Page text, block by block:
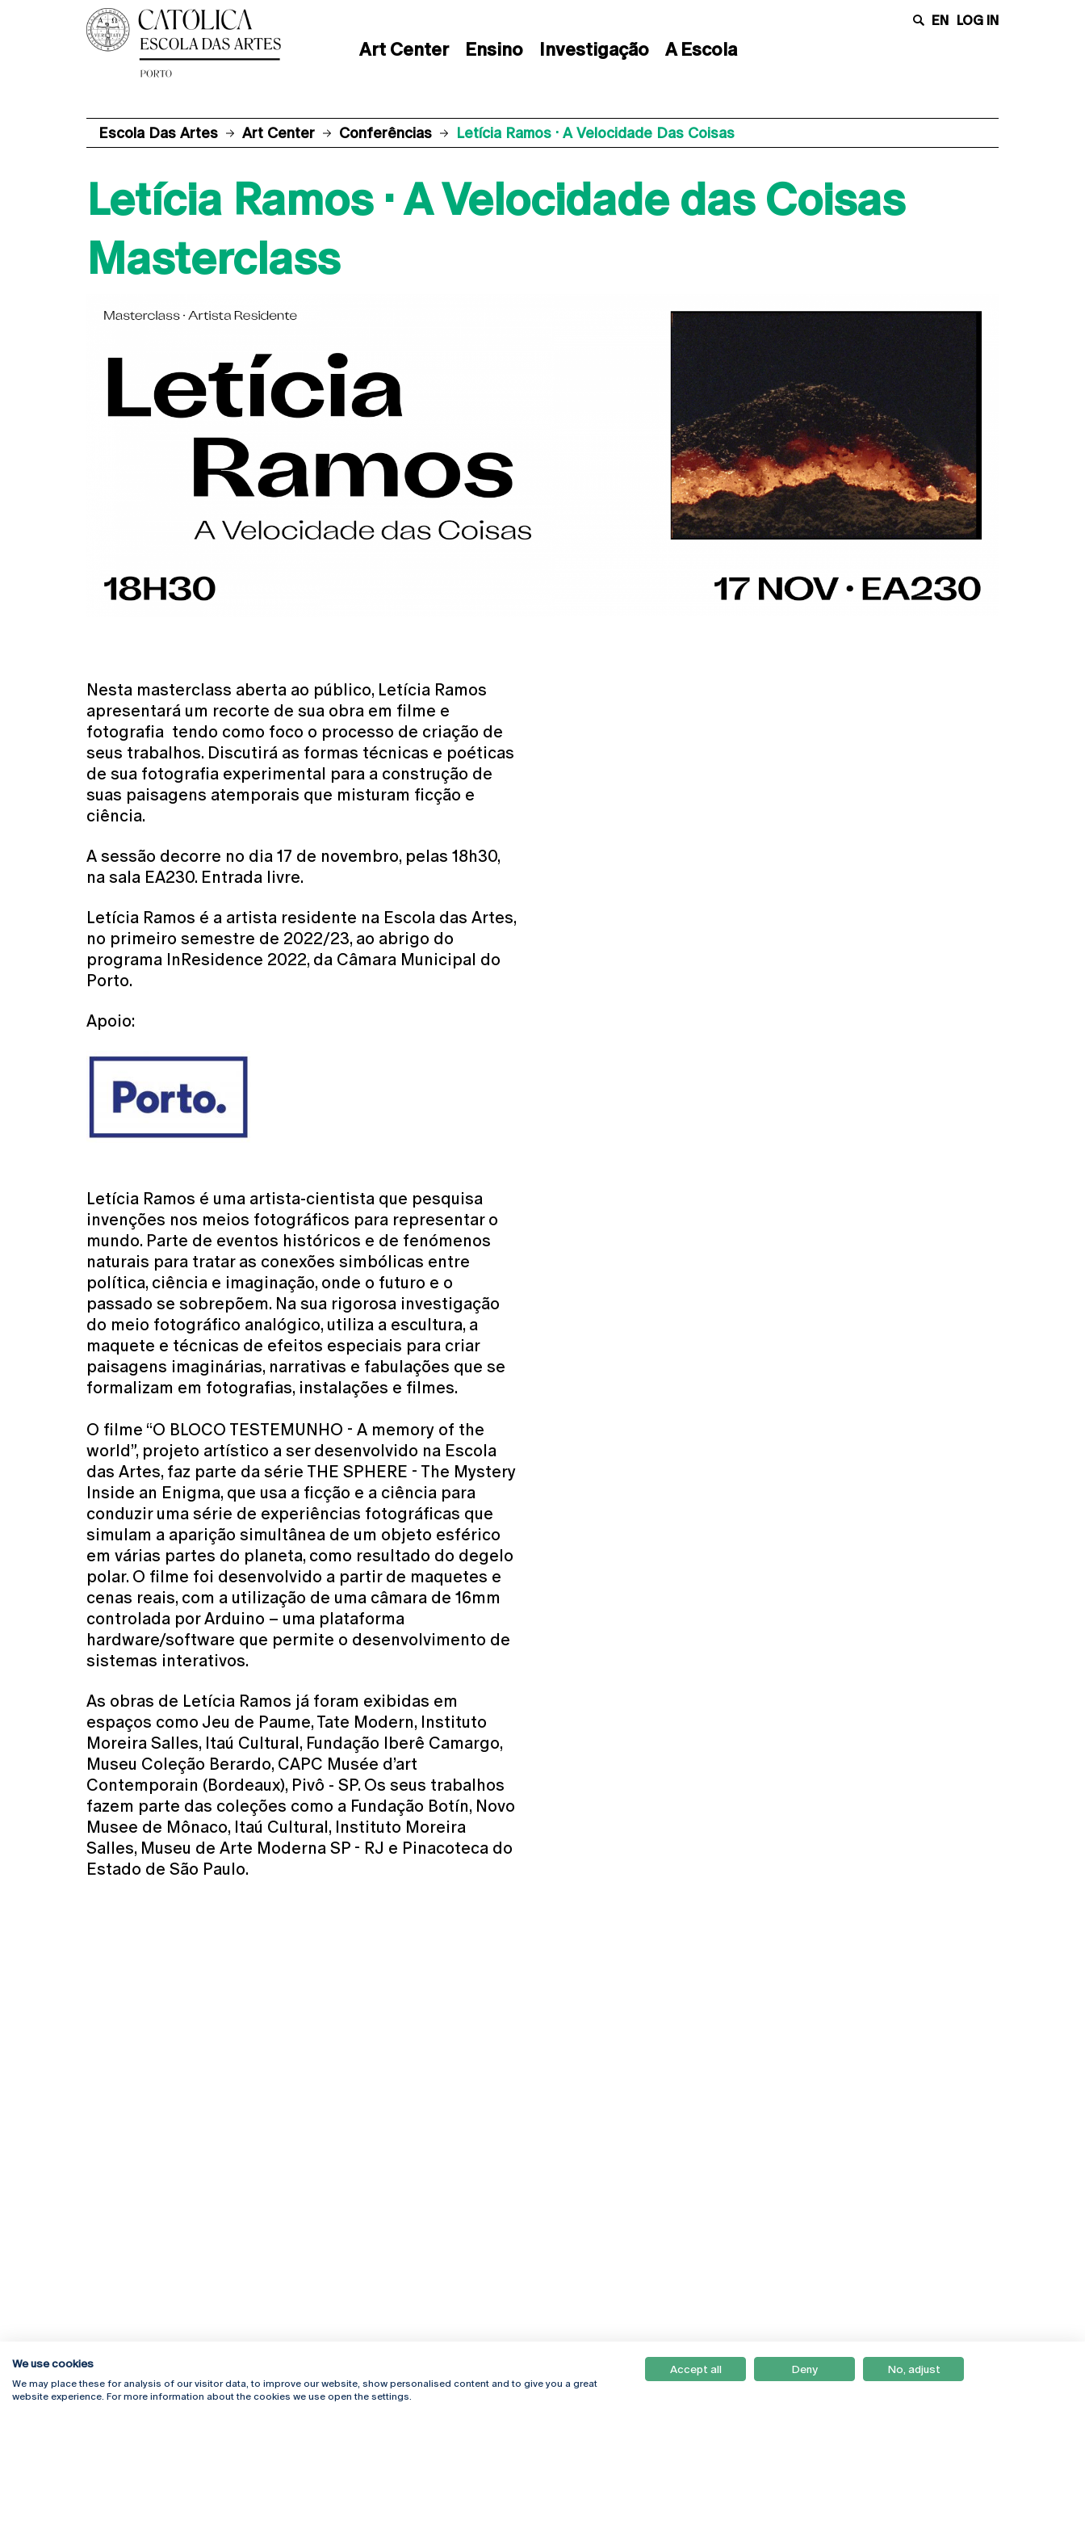
Art Center Ensino Investigação A Escola
EN LOG IN
Escola Das Artes Art Center Conferências Letícia Ramos · A Velocidade Das Coisas
Letícia Ramos · A Velocidade das Coisas
Masterclass
Nesta masterclass aberta ao público, Letícia Ramos
apresentará um recorte de sua obra em filme e
fotografia tendo como foco o processo de criação de
seus trabalhos. Discutirá as formas técnicas e poéticas
de sua fotografia experimental para a construção de
suas paisagens atemporais que misturam ficção e
ciência.
A sessão decorre no dia 17 de novembro, pelas 18h30,
na sala EA230. Entrada livre.
Letícia Ramos é a artista residente na Escola das Artes,
no primeiro semestre de 2022/23, ao abrigo do
programa InResidence 2022, da Câmara Municipal do
Porto.
Apoio:
Letícia Ramos é uma artista-cientista que pesquisa
invenções nos meios fotográficos para representar o
mundo. Parte de eventos históricos e de fenómenos
naturais para tratar as conexões simbólicas entre
política, ciência e imaginação, onde o futuro e o
passado se sobrepõem. Na sua rigorosa investigação
do meio fotográfico analógico, utiliza a escultura, a
maquete e técnicas de efeitos especiais para criar
paisagens imaginárias, narrativas e fabulações que se
formalizam em fotografias, instalações e filmes.
O filme “O BLOCO TESTEMUNHO - A memory of the
world”, projeto artístico a ser desenvolvido na Escola
das Artes, faz parte da série THE SPHERE - The Mystery
Inside an Enigma, que usa a ficção e a ciência para
conduzir uma série de experiências fotográficas que
simulam a aparição simultânea de um objeto esférico
em várias partes do planeta, como resultado do degelo
polar. O filme foi desenvolvido a partir de maquetes e
cenas reais, com a utilização de uma câmara de 16mm
controlada por Arduino – uma plataforma
hardware/software que permite o desenvolvimento de
sistemas interativos.
As obras de Letícia Ramos já foram exibidas em
espaços como Jeu de Paume, Tate Modern, Instituto
Moreira Salles, Itaú Cultural, Fundação Iberê Camargo,
Museu Coleção Berardo, CAPC Musée d’art
Contemporain (Bordeaux), Pivô - SP. Os seus trabalhos
fazem parte das coleções como a Fundação Botín, Novo
Musee de Mônaco, Itaú Cultural, Instituto Moreira
Salles, Museu de Arte Moderna SP - RJ e Pinacoteca do
Estado de São Paulo.
Campus Online
We use cookies
We may place these for analysis of our visitor data, to improve our website, show personalised content and to give you a great
website experience. For more information about the cookies we use open the settings.
Accept all Deny No, adjust